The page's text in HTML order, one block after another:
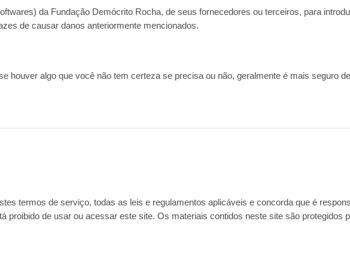
da Fundação Demócrito Rocha, de seus fornecedores ou terceiros, para
de causar danos anteriormente mencionados.
houver algo que você não tem certeza se precisa ou não, geralmente é mais seguro
termos de serviço, todas as leis e regulamentos aplicáveis ​​e concorda que é
de usar ou acessar este site. Os materiais contidos neste site são protegidos